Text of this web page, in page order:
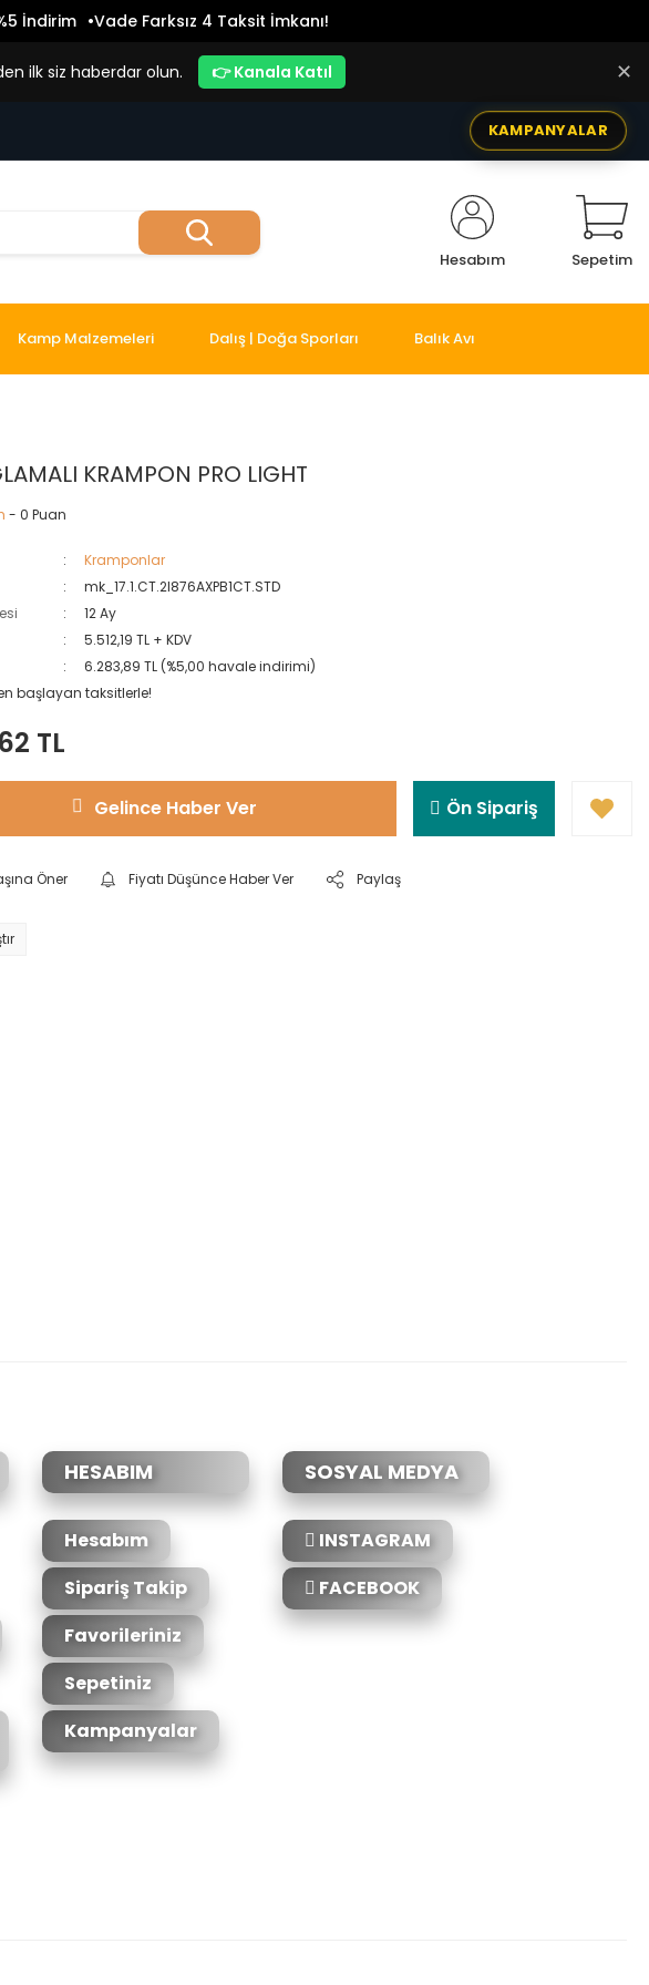
İndirim Vade Farksız 4 Taksit İmkanı!
ilk siz haberdar olun. 👉 Kanala Katıl ✕
KAMPANYALAR
Hesabım Sepetim
Kamp Malzemeleri Dalış | Doğa Sporları Balık Avı
KRAMPON PRO LIGHT
- 0 Puan
Kramponlar
mk_17.1.CT.2I876AXPB1CT.STD
12 Ay
5.512,19 TL + KDV
6.283,89 TL (%5,00 havale indirimi)
başlayan taksitlerle!
TL
Gelince Haber Ver Ön Sipariş
Öner Fiyatı Düşünce Haber Ver Paylaş
HESABIM
Hesabım
Sipariş Takip
Favorileriniz
Sepetiniz
Kampanyalar
SOSYAL MEDYA
INSTAGRAM
FACEBOOK